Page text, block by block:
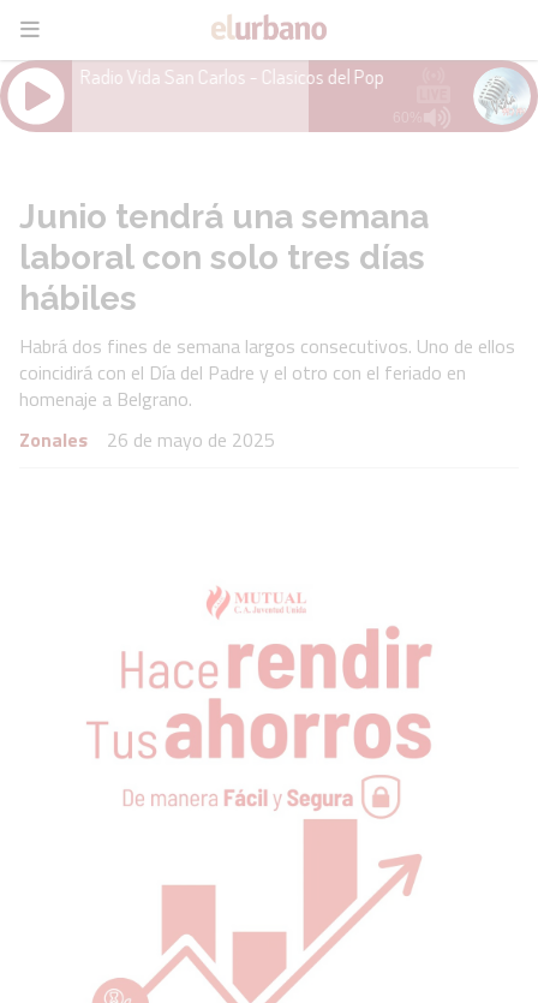
Junio tendrá una semana
laboral con solo tres días
hábiles
Habrá dos fines de semana largos consecutivos. Uno de ellos
coincidirá con el Día del Padre y el otro con el feriado en
homenaje a Belgrano.
Zonales
26 de mayo de 2025